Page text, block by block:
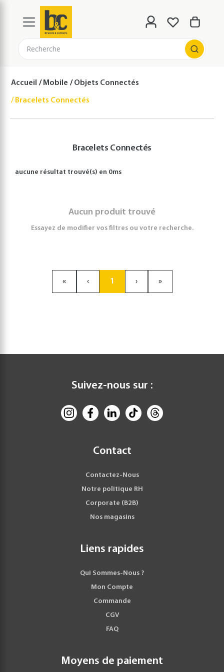
Recherche
Accueil Mobile Objets Connectés
Bracelets Connectés
Bracelets Connectés
aucune résultat trouvé(s) en 0ms
Aucun produit trouvé
Essayez de modifier vos filtres ou votre recherche.
« ‹ 1 › »
Suivez-nous sur :
Contact
Contactez-Nous
Notre politique RH
Corporate (B2B)
Nos magasins
Liens rapides
Qui Sommes-Nous ?
Mon Compte
Commande
CGV
FAQ
Moyens de paiement